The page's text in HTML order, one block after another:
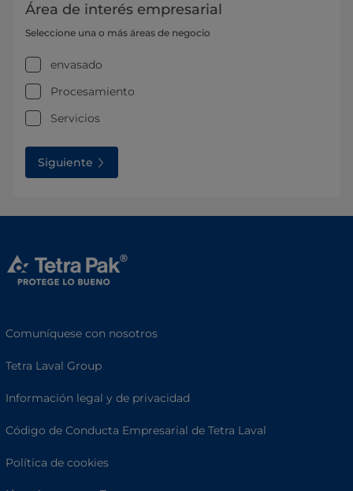
Área de interés empresarial
Seleccione una o más áreas de negocio
envasado
Procesamiento
Servicios
Siguiente
Comuníquese con nosotros
Tetra Laval Group
Información legal y de privacidad
Código de Conducta Empresarial de Tetra Laval
Política de cookies